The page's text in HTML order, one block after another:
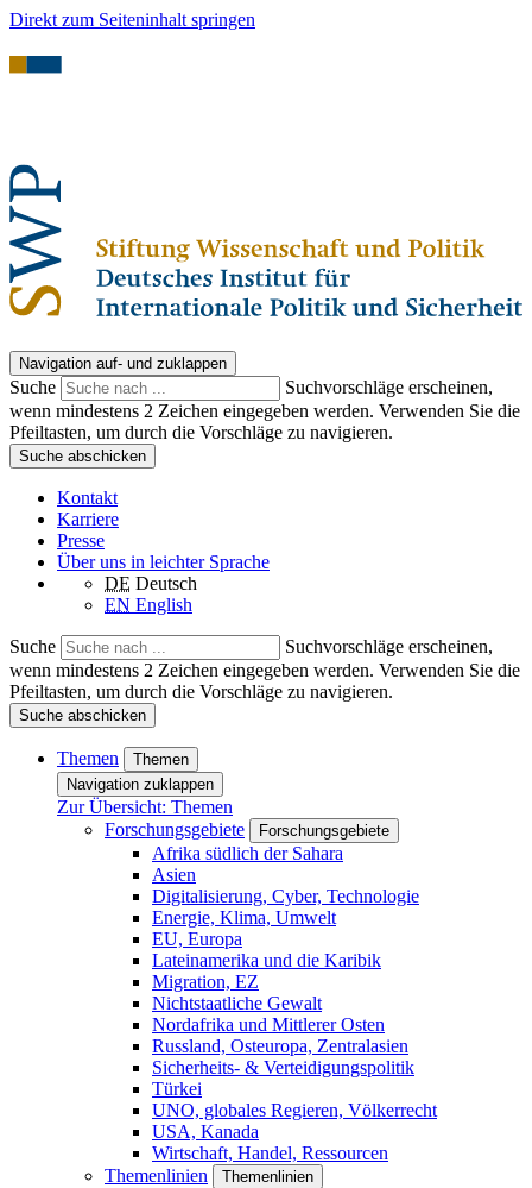
Direkt zum Seiteninhalt springen
Navigation auf- und zuklappen
Suche
Suchvorschläge erscheinen,
wenn mindestens 2 Zeichen eingegeben werden. Verwenden Sie die
Pfeiltasten, um durch die Vorschläge zu navigieren.
Suche abschicken
Kontakt
Karriere
Presse
Über uns in leichter Sprache
DE Deutsch
EN English
Suche
Suchvorschläge erscheinen,
wenn mindestens 2 Zeichen eingegeben werden. Verwenden Sie die
Pfeiltasten, um durch die Vorschläge zu navigieren.
Suche abschicken
Themen
Themen
Navigation zuklappen
Zur Übersicht: Themen
Forschungsgebiete
Forschungsgebiete
Afrika südlich der Sahara
Asien
Digitalisierung, Cyber, Technologie
Energie, Klima, Umwelt
EU, Europa
Lateinamerika und die Karibik
Migration, EZ
Nichtstaatliche Gewalt
Nordafrika und Mittlerer Osten
Russland, Osteuropa, Zentralasien
Sicherheits- & Verteidigungspolitik
Türkei
UNO, globales Regieren, Völkerrecht
USA, Kanada
Wirtschaft, Handel, Ressourcen
Themenlinien
Themenlinien